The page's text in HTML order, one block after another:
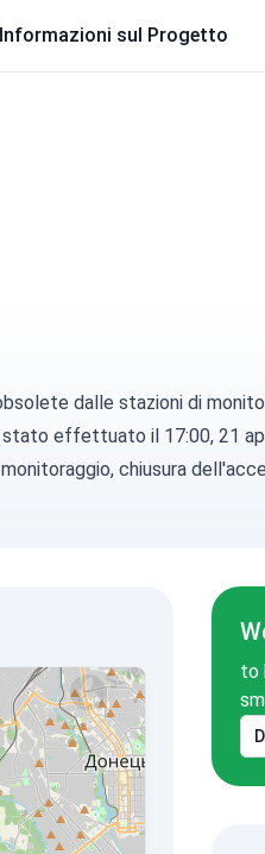
Informazioni sul Progetto
dalle stazioni di
effettuato il 17:00, 21
chiusura
to